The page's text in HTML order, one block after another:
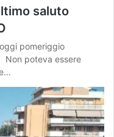
saluto
pomeriggio
Non poteva essere